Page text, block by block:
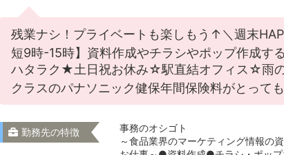
残業ナシ！プライベートも楽しもう↑＼週末
短9時-15時】資料作成やチラシやポップ作成す
ハタラク★土日祝お休み☆駅直結オフィス☆雨
クラスのパナソニック健保年間保険料がとって
勤務先の特徴
事務のオシゴト
～食品業界のマーケティング情報の